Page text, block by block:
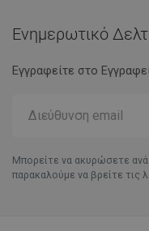
Ενημερωτικό
Εγγραφείτε στο
Μπορείτε να ακυρώσετε ανά
παρακαλούμε να βρείτε τις